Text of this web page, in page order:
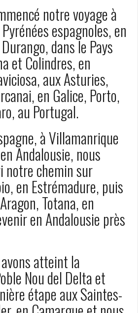
notre voyage à
espagnoles, en
dans le Pays
et Colindres, en
aux Asturies,
en Galice, Porto,
au Portugal.
à Villamanrique
Andalousie, nous
notre chemin sur
en Estrémadure, puis
Totana, en
en Andalousie près
atteint la
Nou del Delta et
étape aux Saintes-